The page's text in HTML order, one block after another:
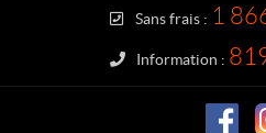
Sans frais : 1
Information :